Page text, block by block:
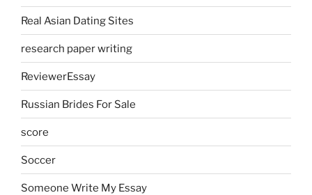
Real Asian Dating Sites
research paper writing
ReviewerEssay
Russian Brides For Sale
score
Soccer
Someone Write My Essay